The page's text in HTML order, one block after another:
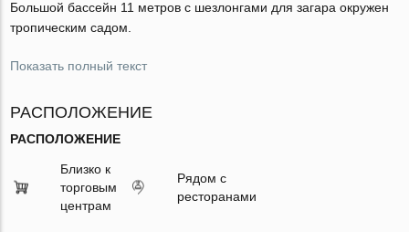
Большой бассейн 11 метров с шезлонгами для загара окружен
тропическим садом.
Показать полный текст
РАСПОЛОЖЕНИЕ
РАСПОЛОЖЕНИЕ
Близко к
торговым
центрам
Рядом с
ресторанами